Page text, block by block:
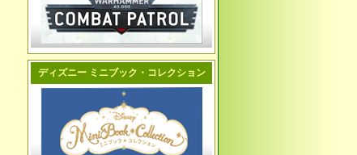
ディズニー ミニブック・コレクション